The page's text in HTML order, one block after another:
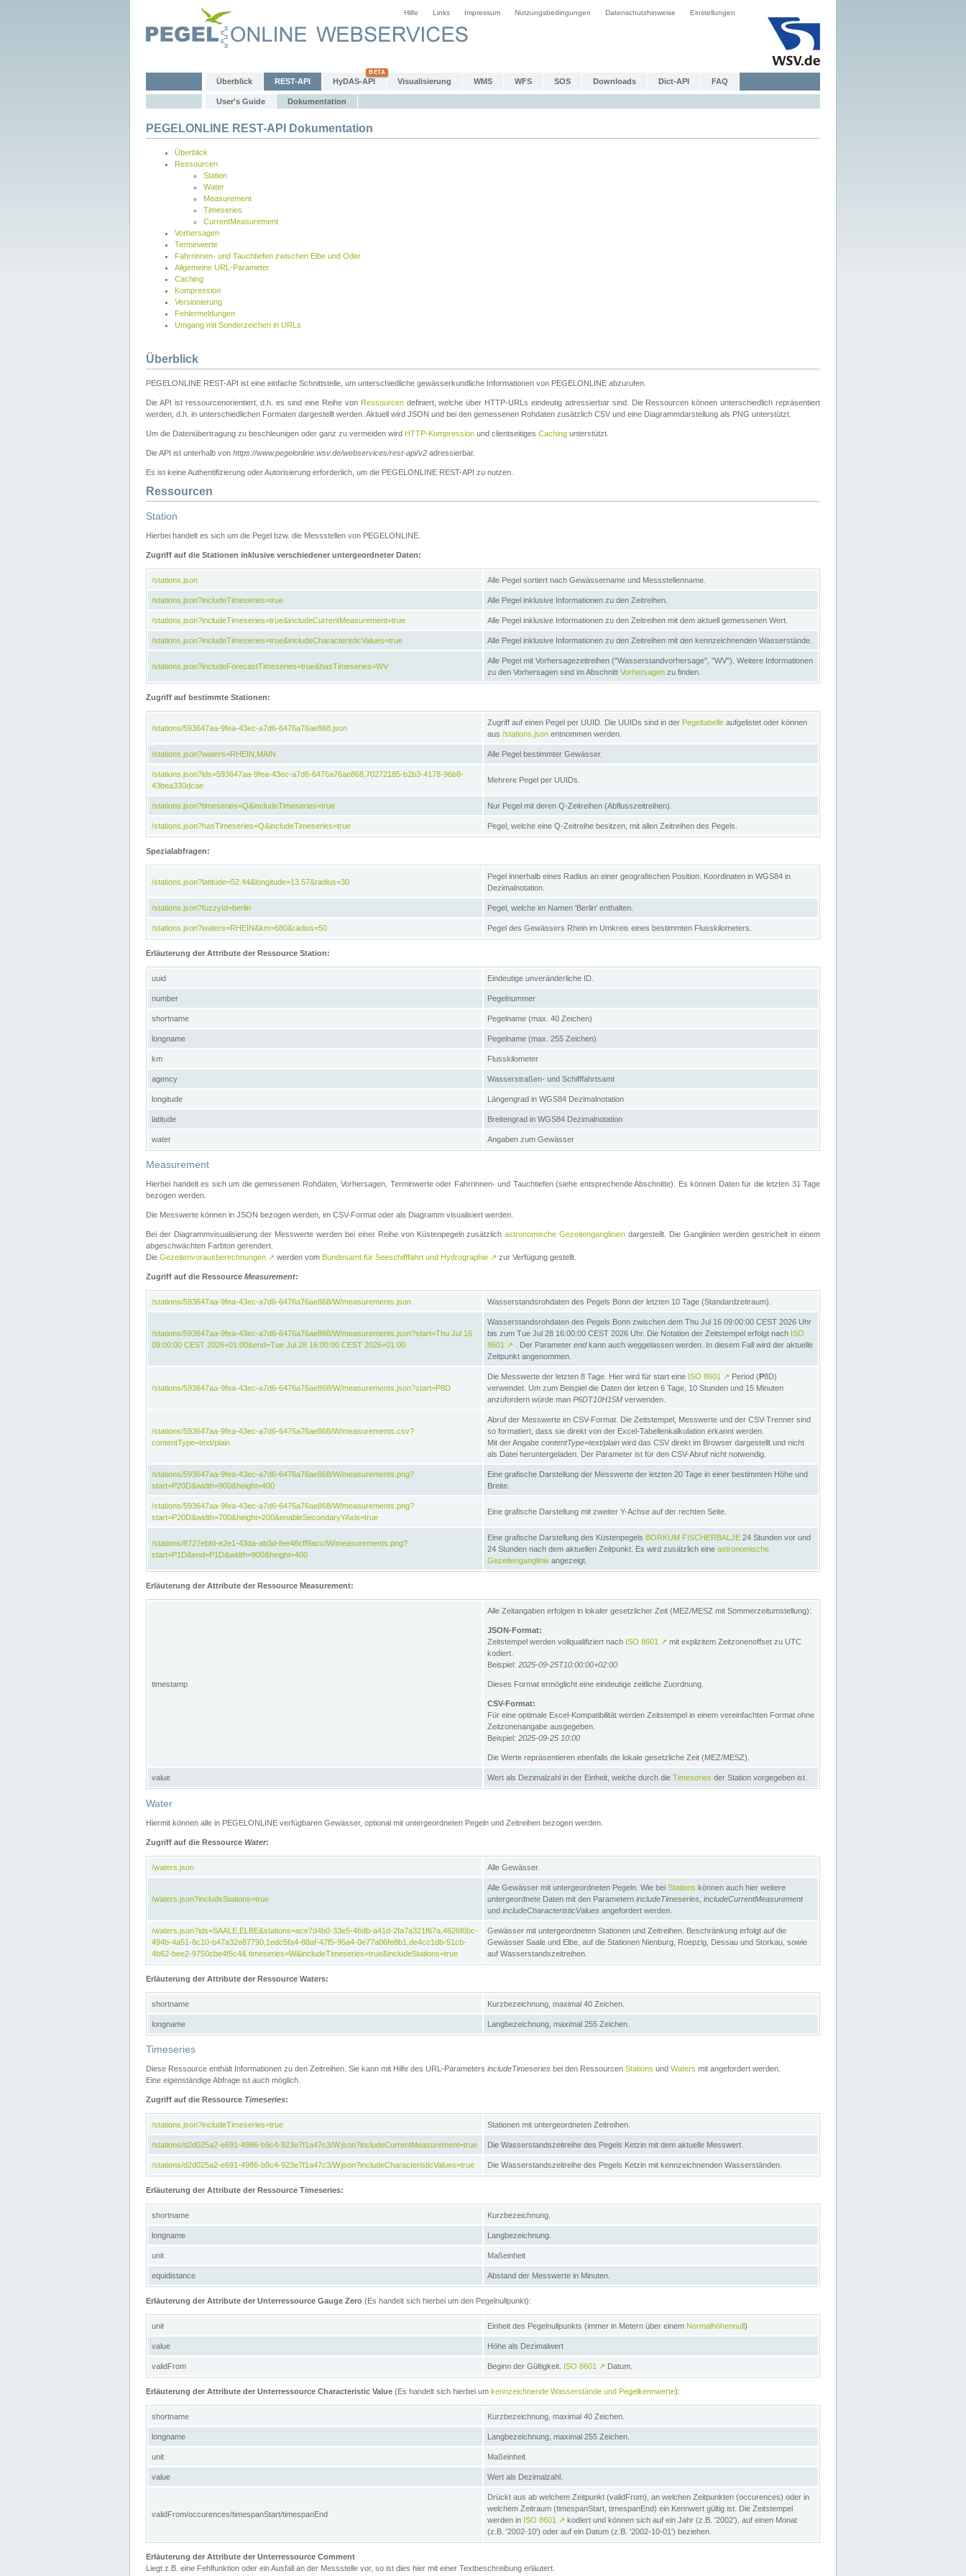
Hilfe Links Impressum Nutzungsbedingungen Datenschutzhinweise Einstellungen
Überblick REST-API HyDAS-API Visualisierung WMS WFS SOS Downloads Dict-API FAQ
User's Guide Dokumentation
PEGELONLINE REST-API Dokumentation
Überblick
Ressourcen
Station
Water
Measurement
Timeseries
CurrentMeasurement
Vorhersagen
Terminwerte
Fahrrinnen- und Tauchtiefen zwischen Elbe und Oder
Allgemeine URL-Parameter
Caching
Kompression
Versionierung
Fehlermeldungen
Umgang mit Sonderzeichen in URLs
Überblick
PEGELONLINE REST-API ist eine einfache Schnittstelle, um unterschiedliche gewässerkundliche Informationen von PEGELONLINE abzurufen.
Die API ist ressourcenorientiert, d.h. es sind eine Reihe von Ressourcendefiniert, welche über HTTP-URLs eindeutig adressierbar sind. Die Ressourcen können unterschiedlich repräsentiert
werden, d.h. in unterschiedlichen Formaten dargestellt werden. Aktuell wird JSON und bei den gemessenen Rohdaten zusätzlich CSV und eine Diagrammdarstellung als PNG unterstützt.
Um die Datenübertragung zu beschleunigen oder ganz zu vermeiden wird HTTP-Kompression und clientseitiges Caching unterstützt.
Die API ist unterhalb von https://www.pegelonline.wsv.de/webservices/rest-api/v2 adressierbar.
Es ist keine Authentifizierung oder Autorisierung erforderlich, um die PEGELONLINE REST-API zu nutzen.
Ressourcen
Station
Hierbei handelt es sich um die Pegel bzw. die Messstellen von PEGELONLINE.
Zugriff auf die Stationen inklusive verschiedener untergeordneter Daten:
/stations.json Alle Pegel sortiert nach Gewässername und Messstellenname.
/stations.json?includeTimeseries=true Alle Pegel inklusive Informationen zu den Zeitreihen.
/stations.json?includeTimeseries=true&includeCurrentMeasurement=true Alle Pegel inklusive Informationen zu den Zeitreihen mit dem aktuell gemessenen Wert.
/stations.json?includeTimeseries=true&includeCharacteristicValues=true Alle Pegel inklusive Informationen zu den Zeitreihen mit den kennzeichnenden Wasserstände.
/stations.json?includeForecastTimeseries=true&hasTimeseries=WV
Alle Pegel mit Vorhersagezeitreihen ("Wasserstandvorhersage", "WV"). Weitere Informationen
zu den Vorhersagen sind im Abschnitt Vorhersagen zu finden.
Zugriff auf bestimmte Stationen:
/stations/593647aa-9fea-43ec-a7d6-6476a76ae868.json
Zugriff auf einen Pegel per UUID. Die UUIDs sind in der Pegeltabelle aufgelistet oder können
aus /stations.json entnommen werden.
/stations.json?waters=RHEIN,MAIN Alle Pegel bestimmter Gewässer.
/stations.json?ids=593647aa-9fea-43ec-a7d6-6476a76ae868,70272185-b2b3-4178-96b8-
43bea330dcae
Mehrere Pegel per UUIDs.
/stations.json?timeseries=Q&includeTimeseries=true Nur Pegel mit deren Q-Zeitreihen (Abflusszeitreihen).
/stations.json?hasTimeseries=Q&includeTimeseries=true Pegel, welche eine Q-Zeitreihe besitzen, mit allen Zeitreihen des Pegels.
Spezialabfragen:
/stations.json?latitude=52.44&longitude=13.57&radius=30
Pegel innerhalb eines Radius an einer geografischen Position. Koordinaten in WGS84 in
Dezimalnotation.
/stations.json?fuzzyId=berlin Pegel, welche im Namen 'Berlin' enthalten.
/stations.json?waters=RHEIN&km=680&radius=50 Pegel des Gewässers Rhein im Umkreis eines bestimmten Flusskilometers.
Erläuterung der Attribute der Ressource Station:
uuid Eindeutige unveränderliche ID.
number Pegelnummer
shortname Pegelname (max. 40 Zeichen)
longname Pegelname (max. 255 Zeichen)
km Flusskilometer
agency Wasserstraßen- und Schifffahrtsamt
longitude Längengrad in WGS84 Dezimalnotation
latitude Breitengrad in WGS84 Dezimalnotation
water Angaben zum Gewässer
Measurement
Hierbei handelt es sich um die gemessenen Rohdaten, Vorhersagen, Terminwerte oder Fahrrinnen- und Tauchtiefen (siehe entsprechende Abschnitte). Es können Daten für die letzten 31 Tage
bezogen werden.
Die Messwerte können in JSON bezogen werden, im CSV-Format oder als Diagramm visualisiert werden.
Bei der Diagrammvisualisierung der Messwerte werden bei einer Reihe von Küstenpegeln zusätzlichastronomische Gezeitenganglinien dargestellt. Die Ganglinien werden gestrichelt in einem
abgeschwächten Farbton gerendert.
Die Gezeitenvorausberechnungen ↗ werden vom Bundesamt für Seeschifffahrt und Hydrographie ↗ zur Verfügung gestellt.
Zugriff auf die Ressource Measurement:
/stations/593647aa-9fea-43ec-a7d6-6476a76ae868/W/measurements.json Wasserstandsrohdaten des Pegels Bonn der letzten 10 Tage (Standardzeitraum).
/stations/593647aa-9fea-43ec-a7d6-6476a76ae868/W/measurements.json?start=Thu Jul 16
09:00:00 CEST 2026+01:00&end=Tue Jul 28 16:00:00 CEST 2026+01:00
Wasserstandsrohdaten des Pegels Bonn zwischen dem Thu Jul 16 09:00:00 CEST 2026 Uhr
bis zum Tue Jul 28 16:00:00 CEST 2026 Uhr. Die Notation der Zeitstempel erfolgt nach ISO
8601
↗ . Der Parameter endkann auch weggelassen werden. In diesem Fall wird der aktuelle
Zeitpunkt angenommen.
/stations/593647aa-9fea-43ec-a7d6-6476a76ae868/W/measurements.json?start=P8D
Die Messwerte der letzten 8 Tage. Hier wird für start eine ISO 8601 ↗ Period (P8D)
verwendet. Um zum Beispiel die Daten der letzen 6 Tage, 10 Stunden und 15 Minuten
anzufordern würde man P6DT10H15M verwenden.
/stations/593647aa-9fea-43ec-a7d6-6476a76ae868/W/measurements.csv?
contentType=text/plain
Abruf der Messwerte im CSV-Format. Die Zeitstempel, Messwerte und der CSV-Trenner sind
so formatiert, dass sie direkt von der Excel-Tabellenkalkulation erkannt werden.
Mit der Angabe contentType=text/plain wird das CSV direkt im Browser dargestellt und nicht
als Datei heruntergeladen. Der Parameter ist für den CSV-Abruf nicht notwendig.
/stations/593647aa-9fea-43ec-a7d6-6476a76ae868/W/measurements.png?
start=P20D&width=900&height=400
Eine grafische Darstellung der Messwerte der letzten 20 Tage in einer bestimmten Höhe und
Breite.
/stations/593647aa-9fea-43ec-a7d6-6476a76ae868/W/measurements.png?
start=P20D&width=700&height=200&enableSecondaryYAxis=true
Eine grafische Darstellung mit zweiter Y-Achse auf der rechten Seite.
/stations/8727ebfd-e2e1-43da-ab3d-fee48cff9acc/W/measurements.png?
start=P1D&end=P1D&width=900&height=400
Eine grafische Darstellung des Küstenpegels BORKUM FISCHERBALJE 24 Stunden vor und
24 Stunden nach dem aktuellen Zeitpunkt. Es wird zusätzlich eine astronomische
Gezeitenganglinie angezeigt.
Erläuterung der Attribute der Ressource Measurement:
timestamp
Alle Zeitangaben erfolgen in lokaler gesetzlicher Zeit (MEZ/MESZ mit Sommerzeitumstellung):
JSON-Format:
Zeitstempel werden vollqualifiziert nach ISO 8601 ↗ mit explizitem Zeitzonenoffset zu UTC
kodiert.
Beispiel: 2025-09-25T10:00:00+02:00
Dieses Format ermöglicht eine eindeutige zeitliche Zuordnung.
CSV-Format:
Für eine optimale Excel-Kompatibilität werden Zeitstempel in einem vereinfachten Format ohne
Zeitzonenangabe ausgegeben.
Beispiel: 2025-09-25 10:00
Die Werte repräsentieren ebenfalls die lokale gesetzliche Zeit (MEZ/MESZ).
value Wert als Dezimalzahl in der Einheit, welche durch die Timeseries der Station vorgegeben ist.
Water
Hiermit können alle in PEGELONLINE verfügbaren Gewässer, optional mit untergeordneten Pegeln und Zeitreihen bezogen werden.
Zugriff auf die Ressource Water:
/waters.json Alle Gewässer.
/waters.json?includeStations=true
Alle Gewässer mit untergeordneten Pegeln. Wie bei Stations können auch hier weitere
untergeordnete Daten mit den Parametern includeTimeseries includeCurrentMeasurement
und includeCharacteristicValues angefordert werden.
/waters.json?ids=SAALE,ELBE&stations=ace7d4b0-33e5-46db-a41d-2fa7a321f67a,4626f6bc-
494b-4a51-8c10-b47a32e87790,1edc5fa4-88af-47f5-95a4-0e77a06fe8b1,de4cc1db-51cb-
4b62-bee2-9750cbe4f5c4& timeseries=W&includeTimeseries=true&includeStations=true
Gewässer mit untergeordneten Stationen und Zeitreihen. Beschränkung erfolgt auf die
Gewässer Saale und Elbe, auf die Stationen Nienburg, Roepzig, Dessau und Storkau, sowie
auf Wasserstandszeitreihen.
Erläuterung der Attribute der Ressource Waters:
shortname Kurzbezeichnung, maximal 40 Zeichen.
longname Langbezeichnung, maximal 255 Zeichen.
Timeseries
Diese Ressource enthält Informationen zu den Zeitreihen. Sie kann mit Hilfe des URL-Parameters includeTimeseries bei den Ressourcen Stations und Waters mit angefordert werden.
Eine eigenständige Abfrage ist auch möglich.
Zugriff auf die Ressource Timeseries:
/stations.json?includeTimeseries=true Stationen mit untergeordneten Zeitreihen.
/stations/d2d025a2-e691-4986-b9c4-923e7f1a47c3/W.json?includeCurrentMeasurement=true Die Wasserstandszeitreihe des Pegels Ketzin mit dem aktuelle Messwert.
/stations/d2d025a2-e691-4986-b9c4-923e7f1a47c3/W.json?includeCharacteristicValues=true Die Wasserstandszeitreihe des Pegels Ketzin mit kennzeichnenden Wasserständen.
Erläuterung der Attribute der Ressource Timeseries:
shortname Kurzbezeichnung.
longname Langbezeichnung.
unit Maßeinheit
equidistance Abstand der Messwerte in Minuten.
Erläuterung der Attribute der Unterressource Gauge Zero (Es handelt sich hierbei um den Pegelnullpunkt):
unit Einheit des Pegelnullpunkts (immer in Metern über einem Normalhöhennull )
value Höhe als Dezimalwert
validFrom Beginn der Gültigkeit. ISO 8601 ↗ Datum.
Erläuterung der Attribute der Unterressource Characteristic Value (Es handelt sich hierbei um kennzeichnende Wasserstände und Pegelkennwerte):
shortname Kurzbezeichnung, maximal 40 Zeichen.
longname Langbezeichnung, maximal 255 Zeichen.
unit Maßeinheit.
value Wert als Dezimalzahl.
validFrom/occurences/timespanStart/timespanEnd
Drückt aus ab welchem Zeitpunkt (validFrom), an welchen Zeitpunkten (occurences) oder in
welchem Zeitraum (timespanStart, timespanEnd) ein Kennwert gültig ist. Die Zeitstempel
werden in ISO 8601 ↗ kodiert und können sich auf ein Jahr (z.B. '2002'), auf einen Monat
(z.B. '2002-10') oder auf ein Datum (z.B. '2002-10-01') beziehen.
Erläuterung der Attribute der Unterressource Comment
Liegt z.B. eine Fehlfunktion oder ein Ausfall an der Messstelle vor, so ist dies hier mit einer Textbeschreibung erläutert.